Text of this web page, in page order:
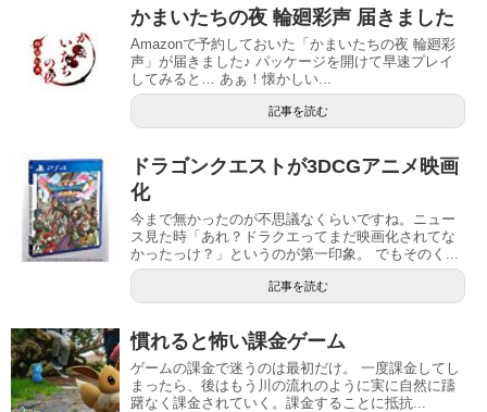
かまいたちの夜 輪廻彩声 届きました
Amazonで予約しておいた「かまいたちの夜 輪廻彩
声」が届きました♪ パッケージを開けて早速プレイ
してみると… あぁ！懐かしい...
記事を読む
ドラゴンクエストが3DCGアニメ映画
化
今まで無かったのが不思議なくらいですね。ニュー
ス見た時「あれ？ドラクエってまだ映画化されてな
かったっけ？」というのが第一印象。 でもそのく...
記事を読む
慣れると怖い課金ゲーム
ゲームの課金で迷うのは最初だけ。 一度課金してし
まったら、後はもう川の流れのように実に自然に躊
躇なく課金されていく。課金することに抵抗...